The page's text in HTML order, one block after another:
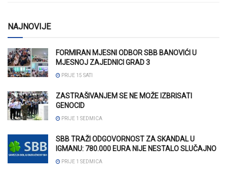
NAJNOVIJE
FORMIRAN MJESNI ODBOR SBB BANOVIĆI U
MJESNOJ ZAJEDNICI GRAD 3
PRIJE 15 SATI
ZASTRAŠIVANJEM SE NE MOŽE IZBRISATI
GENOCID
PRIJE 1 SEDMICA
SBB TRAŽI ODGOVORNOST ZA SKANDAL U
IGMANU: 780.000 EURA NIJE NESTALO SLUČAJNO
PRIJE 1 SEDMICA